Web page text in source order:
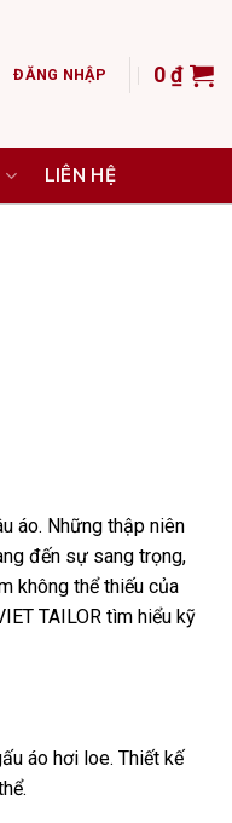
ĐĂNG NHẬP 0₫
LIÊN HỆ
áo. Những thập niên
đến sự sang trọng,
không thể thiếu của
TAILOR tìm hiểu kỹ
áo hơi loe. Thiết kế